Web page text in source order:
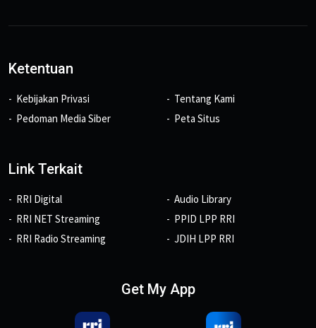
Ketentuan
Kebijakan Privasi
Pedoman Media Siber
Tentang Kami
Peta Situs
Link Terkait
RRI Digital
RRI NET Streaming
RRI Radio Streaming
Audio Library
PPID LPP RRI
JDIH LPP RRI
Get My App